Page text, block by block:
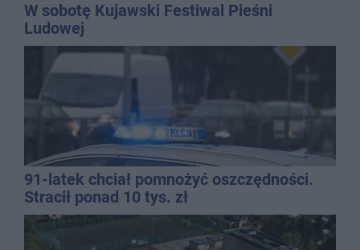
W sobotę Kujawski Festiwal Pieśni
Ludowej
91-latek chciał pomnożyć oszczędności.
Stracił ponad 10 tys. zł